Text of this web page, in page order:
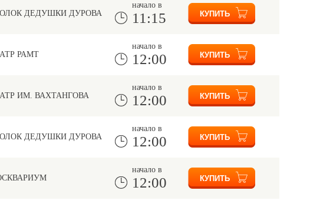
ДЕДУШКИ ДУРОВА
начало в
11:15
РАМТ
начало в
12:00
ИМ. ВАХТАНГОВА
начало в
12:00
ДЕДУШКИ ДУРОВА
начало в
12:00
начало в
12:00